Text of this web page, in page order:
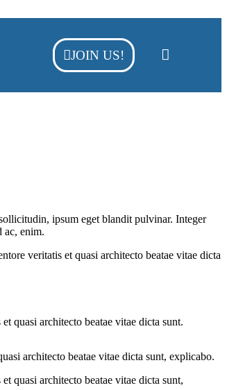
JOIN US!
ipsum eget blandit pulvinar. Integer
ac, enim.
veritatis et quasi architecto beatae vitae dicta
quasi architecto beatae vitae dicta sunt.
architecto beatae vitae dicta sunt, explicabo.
quasi architecto beatae vitae dicta sunt,